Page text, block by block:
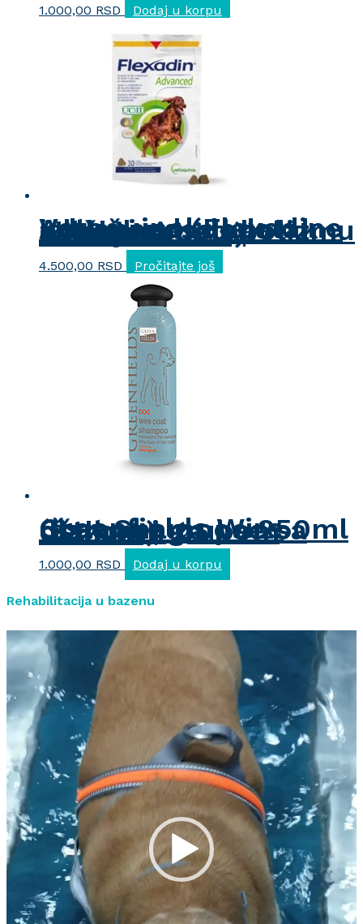
1.000,00 RSD Dodaj u korpu
Vetoquinol Flexadine Advanced (dodatak ishrani pasa kao podrška metabolizmu zglobova u slučajevima osteoartritisa)
4.500,00 RSD Pročitajte još
Greenfields Wire Coat Shampoo 250ml (šampon za pse sa oštrom i grubom dlakom)
1.000,00 RSD Dodaj u korpu
Rehabilitacija u bazenu
Pregledač
video
zapisa